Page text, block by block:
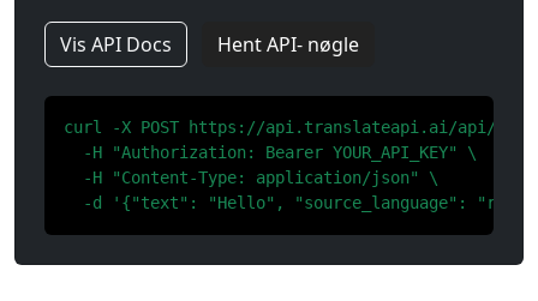
Vis API Docs Hent API- nøgle
curl -X POST https://api.translateapi.ai/api/v1/
  -H "Authorization: Bearer YOUR_API_KEY" \
  -H "Content-Type: application/json" \
-d '{"text": "Hello", "source_language": "ru",